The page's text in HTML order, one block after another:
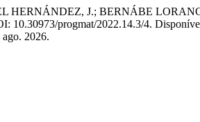
J.; BERNÁBE LORANCA,
10.30973/progmat/2022.14.3/4.
2026.